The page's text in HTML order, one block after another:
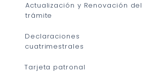
Actualización y Renovación del
trámite
Declaraciones
cuatrimestrales
Tarjeta patronal